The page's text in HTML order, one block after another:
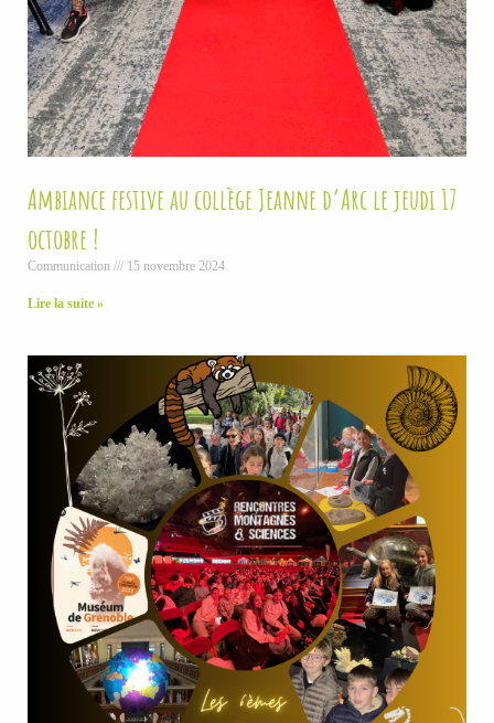
Ambiance festive au collège Jeanne d’Arc le jeudi 17
octobre !
Communication 15 novembre 2024
Lire la suite »